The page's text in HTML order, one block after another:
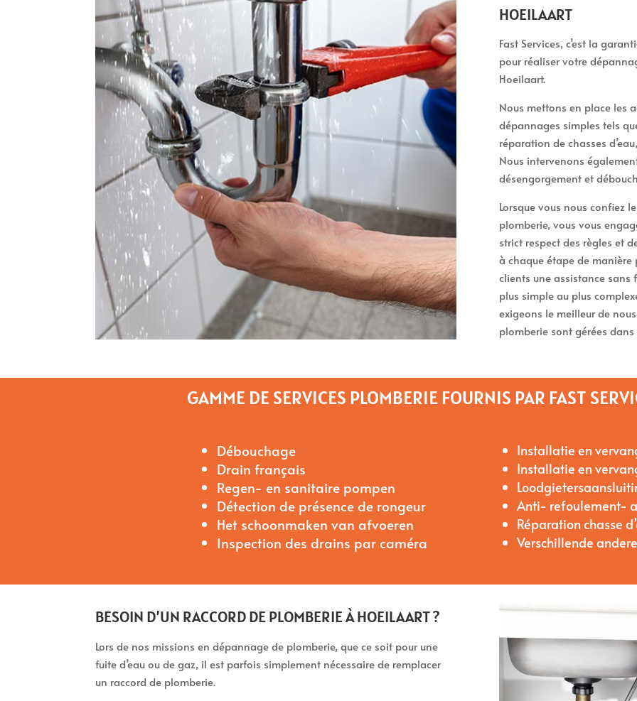
HOEILAART
Fast Services, c’est la
pour réaliser votre
Hoeilaart.
Nous mettons en place les
dépannages simples tels
réparation de chasses
Nous intervenons
désengorgement et
Lorsque vous nous confiez
plomberie, vous vous
strict respect des règles et
à chaque étape de
clients une assistance
plus simple au plus
exigeons le meilleur de
plomberie sont gérées
GAMME DE SERVICES PLOMBERIE FOURNIS PAR FAST
Débouchage
Drain français
Regen- en sanitaire pompen
Détection de présence de rongeur
Het schoonmaken van afvoeren
Inspection des drains par caméra
Installatie en
Installatie en
Anti- refoulement-
Réparation chasse
Verschillende
BESOIN D’UN RACCORD DE PLOMBERIE À HOEILAART ?
Lors de nos missions en dépannage de plomberie, que ce soit pour une
fuite d’eau ou de gaz, il est parfois simplement nécessaire de remplacer
un raccord de plomberie.